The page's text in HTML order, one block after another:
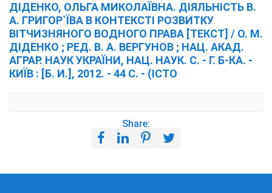
ДІДЕНКО, ОЛЬГА МИКОЛАЇВНА. ДІЯЛЬНІСТЬ В.
А. ГРИГОР`ЇВА В КОНТЕКСТІ РОЗВИТКУ
ВІТЧИЗНЯНОГО ВОДНОГО ПРАВА [ТЕКСТ] / О. М.
ДІДЕНКО ; РЕД. В. А. ВЕРГУНОВ ; НАЦ. АКАД.
АГРАР. НАУК УКРАЇНИ, НАЦ. НАУК. С. - Г. Б-КА. -
КИЇВ : [Б. И.], 2012. - 44 С. - (ІСТО
Share: